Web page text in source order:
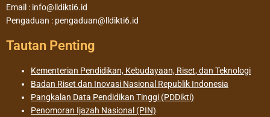
Email : info@lldikti6.id
Pengaduan : pengaduan@lldikti6.id
Tautan Penting
Kementerian Pendidikan, Kebudayaan, Riset, dan Teknologi
Badan Riset dan Inovasi Nasional Republik Indonesia
Pangkalan Data Pendidikan Tinggi (PDDikti)
Penomoran Ijazah Nasional (PIN)